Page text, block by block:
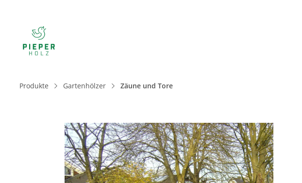
Produkte Gartenhölzer Zäune und Tore
Bildergalerie überspringen